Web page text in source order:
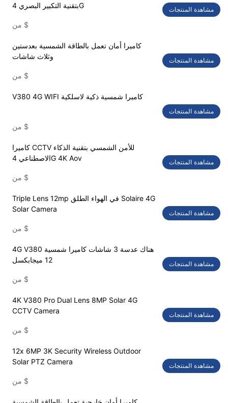
بتقنية التكبير البصري 4G
$
مشاهدة المنتجات
كاميرا أمان تعمل بالطاقة الشمسية بعدستين
وثلاث شاشات
$
مشاهدة المنتجات
V380 4G WIFI كاميرا شمسية ذكية لاسلكية
$
مشاهدة المنتجات
كاميرا CCTV للأمن الشمسي بتقنية الذكاء
الاصطناعي 4G 4K Aov
$
مشاهدة المنتجات
Triple Lens 12mp في الهواء الطلق Solaire 4G
Solar Camera
$
مشاهدة المنتجات
4G V380 هناك عدسة 3 شاشات كاميرا شمسية
12 ميجابكسل
$
مشاهدة المنتجات
4K V380 Pro Dual Lens 8MP Solar 4G
CCTV Camera
$
مشاهدة المنتجات
12x 6MP 3K Security Wireless Outdoor
Solar PTZ Camera
$
مشاهدة المنتجات